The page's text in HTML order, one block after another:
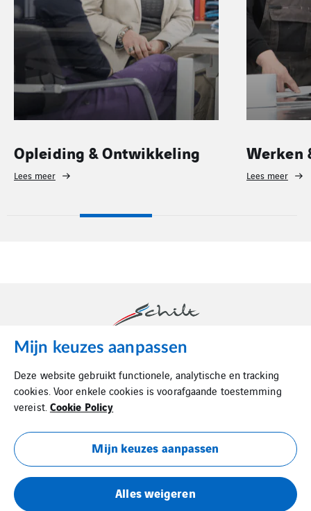
Opleiding & Ontwikkeling
Lees meer
Werken
Lees meer
Schilt is dé luchttechnische partner in binnenklimaat.
Cookie Policy
Privacy Statement
Mijn keuzes aanpassen
Deze website gebruikt functionele, analytische en tracking
cookies. Voor enkele cookies is voorafgaande toestemming
vereist. Cookie Policy
Mijn keuzes aanpassen
Alles weigeren